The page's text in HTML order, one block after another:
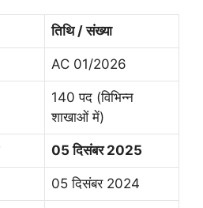
तिथि / संख्या
AC 01/2026
140 पद (विभिन्न
शाखाओं में)
05 दिसंबर 2025
05 दिसंबर 2024